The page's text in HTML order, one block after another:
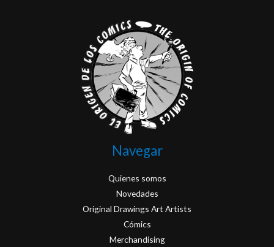
Navegar
Quienes somos
Novedades
Original Drawings Art Artists
Cómics
Merchandising